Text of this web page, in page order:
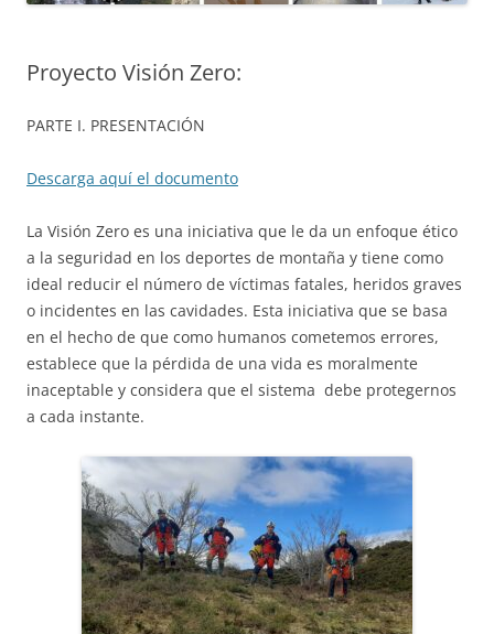
Proyecto Visión Zero:
PARTE I. PRESENTACIÓN
Descarga aquí el documento
La Visión Zero es una iniciativa que le da un enfoque ético
a la seguridad en los deportes de montaña y tiene como
ideal reducir el número de víctimas fatales, heridos graves
o incidentes en las cavidades. Esta iniciativa que se basa
en el hecho de que como humanos cometemos errores,
establece que la pérdida de una vida es moralmente
inaceptable y considera que el sistema debe protegernos
a cada instante.